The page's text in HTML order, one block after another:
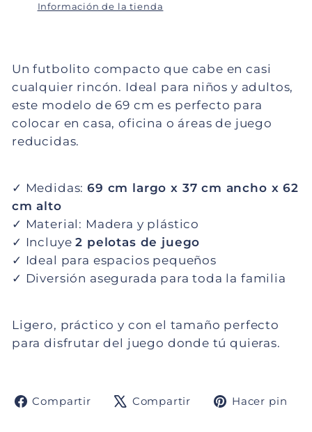
Información de la tienda
Un futbolito compacto que cabe en casi
cualquier rincón. Ideal para niños y adultos,
este modelo de 69 cm es perfecto para
colocar en casa, oficina o áreas de juego
reducidas.
✓ Medidas: 69 cm largo x 37 cm ancho x 62
cm alto
✓ Material: Madera y plástico
✓ Incluye 2 pelotas de juego
✓ Ideal para espacios pequeños
✓ Diversión asegurada para toda la familia
Ligero, práctico y con el tamaño perfecto
para disfrutar del juego donde tú quieras.
Compartir
Compartir
Compartir
TuitearHacer pin